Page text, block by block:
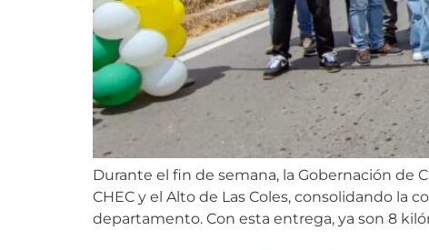
Durante el fin de semana, la Gobernación de
CHEC y el Alto de Las Coles, consolidando la
departamento. Con esta entrega, ya son 8